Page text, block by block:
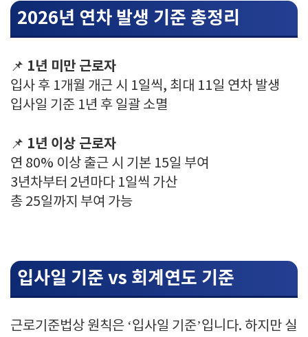
2026년 연차 발생 기준 총정리
📌 1년 미만 근로자
입사 후 1개월 개근 시 1일씩, 최대 11일 연차 발생
입사일 기준 1년 후 일괄 소멸
📌 1년 이상 근로자
연 80% 이상 출근 시 기본 15일 부여
3년차부터 2년마다 1일씩 가산
총 25일까지 부여 가능
입사일 기준 vs 회계연도 기준
근로기준법상 원칙은 ‘입사일 기준’입니다. 하지만 실